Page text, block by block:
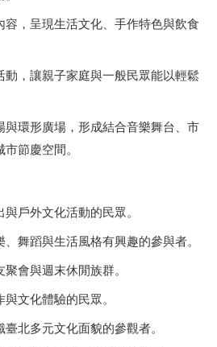
，呈現生活文化、手作特色與飲食
，讓親子家庭與一般民眾能以輕鬆
與環形廣場，形成結合音樂舞台、市
節慶空間。
戶外文化活動的民眾。
舞蹈與生活風格有興趣的參與者。
會與週末休閒族群。
文化體驗的民眾。
北多元文化面貌的參觀者。